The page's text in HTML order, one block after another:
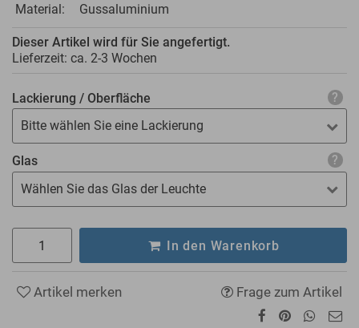
Material:
Gussaluminium
Dieser Artikel wird für Sie angefertigt.
Lieferzeit: ca. 2-3 Wochen
Lackierung / Oberfläche
Bitte wählen Sie eine Lackierung
Glas
Wählen Sie das Glas der Leuchte
In den Warenkorb
Artikel merken Frage zum Artikel